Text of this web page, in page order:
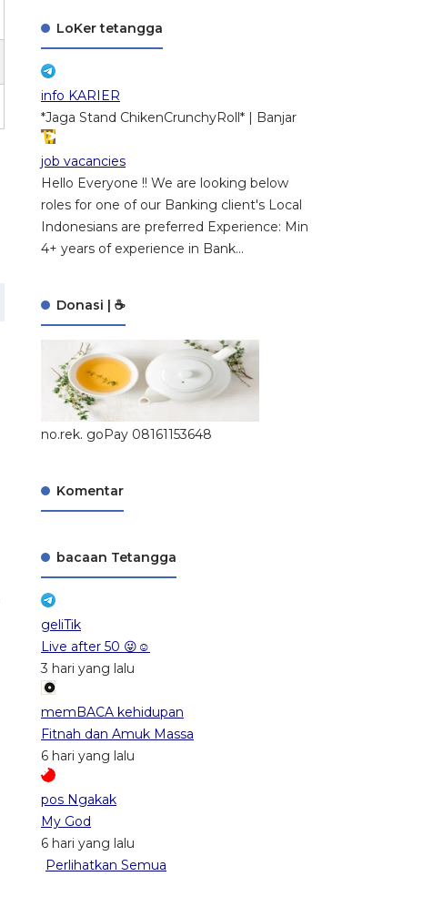
LoKer tetangga
info KARIER
*Jaga Stand ChikenCrunchyRoll* | Banjar
job vacancies
Hello Everyone !! We are looking below
roles for one of our Banking client's Local
Indonesians are preferred Experience: Min
4+ years of experience in Bank...
Donasi | ☕
no.rek. goPay 08161153648
Komentar
bacaan Tetangga
geliTik
Live after 50 😜☺️
3 hari yang lalu
memBACA kehidupan
Fitnah dan Amuk Massa
6 hari yang lalu
pos Ngakak
My God
6 hari yang lalu
Perlihatkan Semua